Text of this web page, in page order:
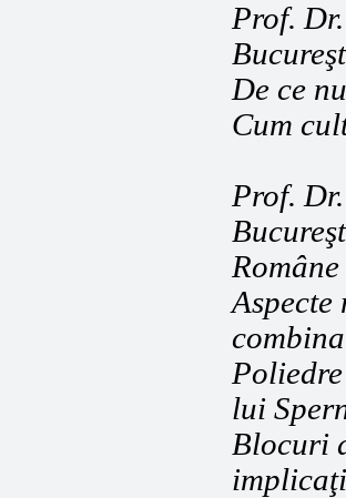
Prof. Dr.
De ce
Cum
Prof. Dr.
Române
lui
Blocuri